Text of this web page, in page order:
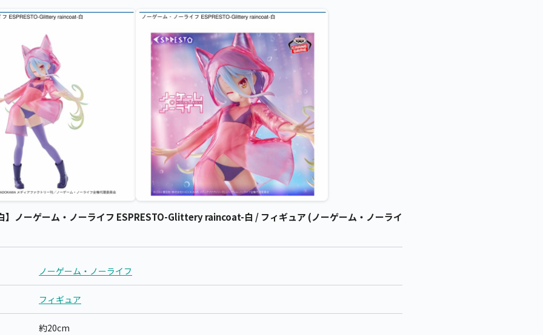
】ノーゲーム・ノーライフ ESPRESTO-Glittery raincoat-白 / フィギュア (ノーゲーム・ノーライ
ノーゲーム・ノーライフ
フィギュア
約20cm